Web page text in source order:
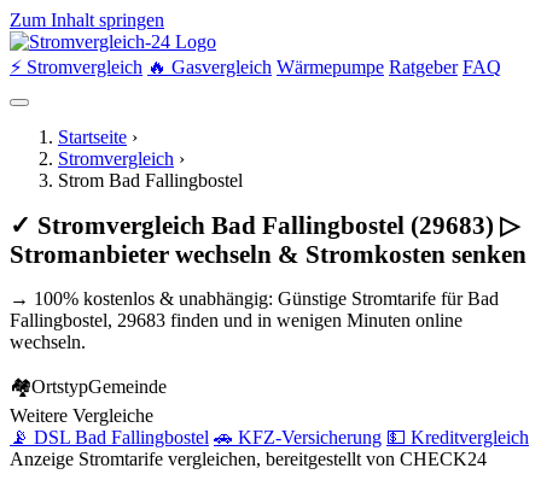
Zum Inhalt springen
⚡ Stromvergleich 🔥 Gasvergleich Wärmepumpe Ratgeber FAQ
Startseite ›
Stromvergleich ›
Strom Bad Fallingbostel
✓ Stromvergleich Bad Fallingbostel (29683) ▷
Stromanbieter wechseln & Stromkosten senken
→ 100% kostenlos & unabhängig: Günstige Stromtarife für Bad
Fallingbostel, 29683 finden und in wenigen Minuten online
wechseln.
🏘OrtstypGemeinde
Weitere Vergleiche
📡 DSL Bad Fallingbostel 🚗 KFZ-Versicherung 💵 Kreditvergleich
Anzeige Stromtarife vergleichen, bereitgestellt von CHECK24